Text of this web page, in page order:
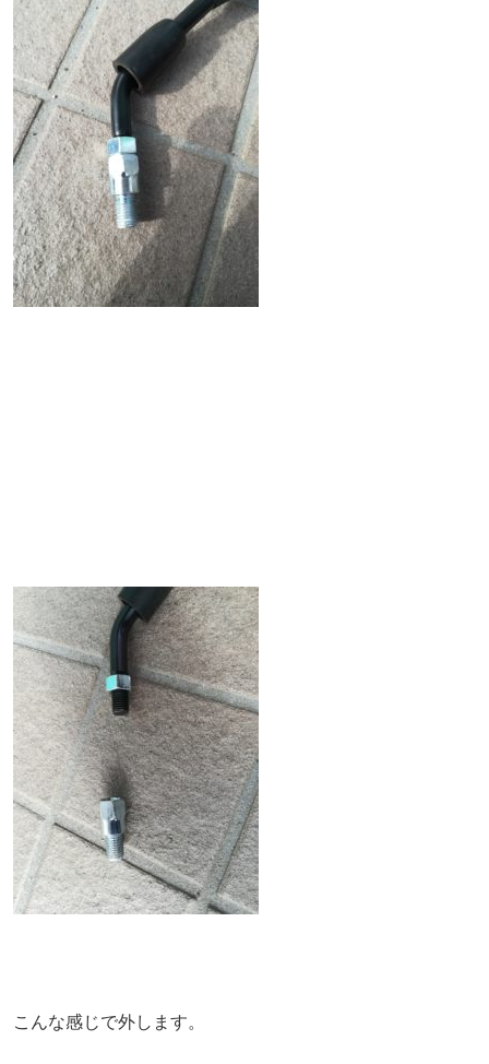
こんな感じで外します。